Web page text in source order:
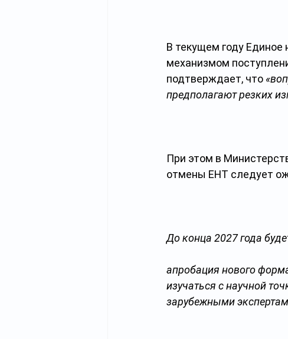
В текущем году
механизмом
подтверждает, что
предполагают резких
При этом в
отмены ЕНТ следует
До конца 2027 года
апробация нового
изучаться с научной
зарубежными